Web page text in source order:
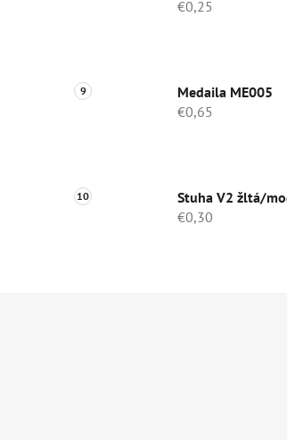
€0,25
Medaila ME005
€0,65
Stuha V2 žltá/
€0,30